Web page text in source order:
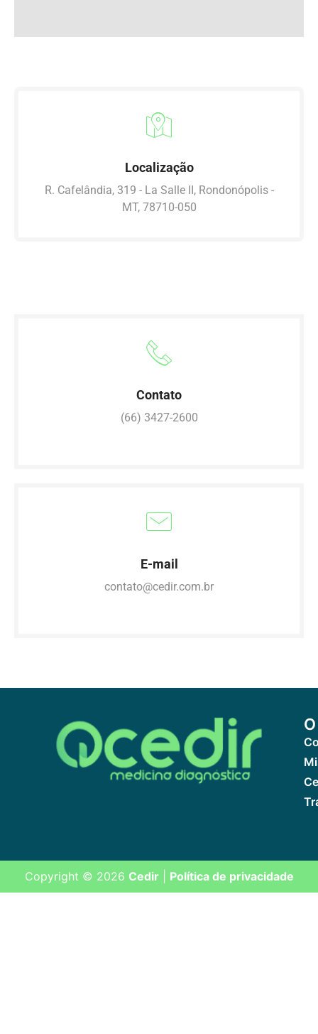
Localização
R. Cafelândia, 319 - La Salle II, Rondonópolis -
MT, 78710-050
Contato
(66) 3427-2600
E-mail
contato@cedir.com.br
Copyright © 2026 Cedir| Política de privacidade